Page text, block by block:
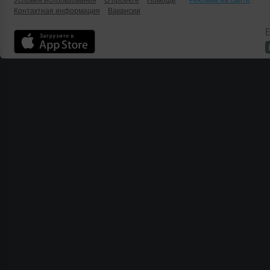
Контактная информация
Вакансии